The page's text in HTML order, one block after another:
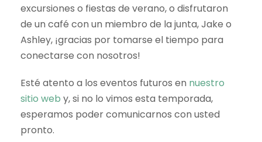
excursiones o fiestas de verano, o disfrutaron
de un café con un miembro de la junta, Jake o
Ashley, ¡gracias por tomarse el tiempo para
conectarse con nosotros!
Esté atento a los eventos futuros en nuestro
sitio web y, si no lo vimos esta temporada,
esperamos poder comunicarnos con usted
pronto.